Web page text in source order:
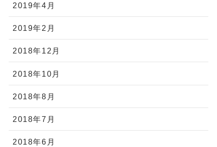
2019年4月
2019年2月
2018年12月
2018年10月
2018年8月
2018年7月
2018年6月